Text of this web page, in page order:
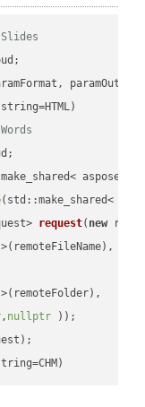
(std::make_shared<
request( new
, nullptr ))